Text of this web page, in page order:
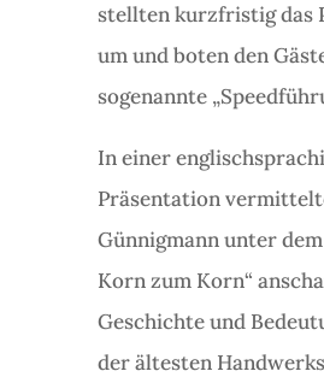
stellten kurzfristig das
um und boten den
sogenannte
In einer
Präsentation
Günnigmann unter
Korn zum Korn“
Geschichte und
der ältesten